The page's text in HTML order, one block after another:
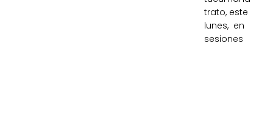
trato, este
lunes, en
sesiones